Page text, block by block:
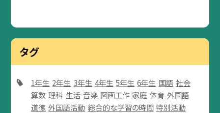
タグ
1年生 2年生 3年生 4年生 5年生 6年生 国語 社会
算数 理科 生活 音楽 図画工作 家庭 体育 外国語
道徳 外国語活動 総合的な学習の時間 特別活動